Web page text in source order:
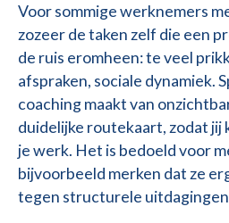
Voor sommige werknemers
zozeer de taken zelf die een
de ruis eromheen: te veel
afspraken, sociale dynamiek.
coaching maakt van
duidelijke routekaart, zodat jij
je werk. Het is bedoeld voor
bijvoorbeeld merken dat ze
tegen structurele uitdagingen